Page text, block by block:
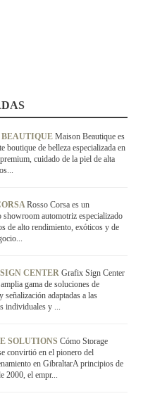
Maison Beautique es
boutique de belleza especializada en
cuidado de la piel de alta
Rosso Corsa es un
showroom automotriz especializado
de alto rendimiento, exóticos y de
CENTER Grafix Sign Center
gama de soluciones de
señalización adaptadas a las
individuales y ...
SOLUTIONS Cómo Storage
convirtió en el pionero del
en GibraltarA principios de
2000, el empr...